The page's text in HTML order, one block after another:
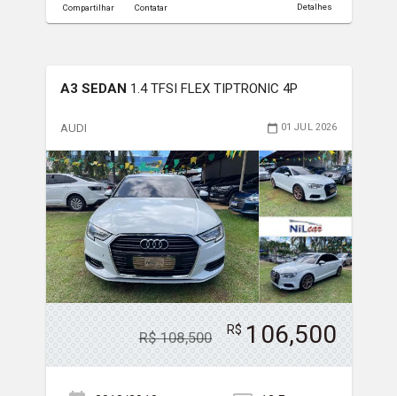
Compartilhar Contatar Detalhes
A3 SEDAN 1.4 TFSI FLEX TIPTRONIC 4P
AUDI 01 JUL 2026
R$108,500 R$ 106,500